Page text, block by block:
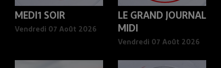
MEDI1 SOIR
Vendredi 07 Août 2026
LE GRAND JOURNAL
MIDI
Vendredi 07 Août 2026